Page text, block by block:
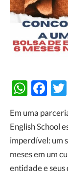
Em uma
English School
imperdível: um
meses em um
entidade e